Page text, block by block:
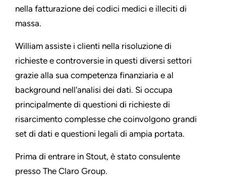
nella fatturazione dei codici medici e illeciti di
massa.
William assiste i clienti nella risoluzione di
richieste e controversie in questi diversi settori
grazie alla sua competenza finanziaria e al
background nell'analisi dei dati. Si occupa
principalmente di questioni di richieste di
risarcimento complesse che coinvolgono grandi
set di dati e questioni legali di ampia portata.
Prima di entrare in Stout, è stato consulente
presso The Claro Group.